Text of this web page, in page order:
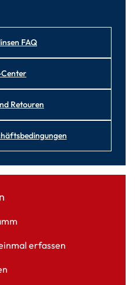
FAQ
Retouren
erfassen